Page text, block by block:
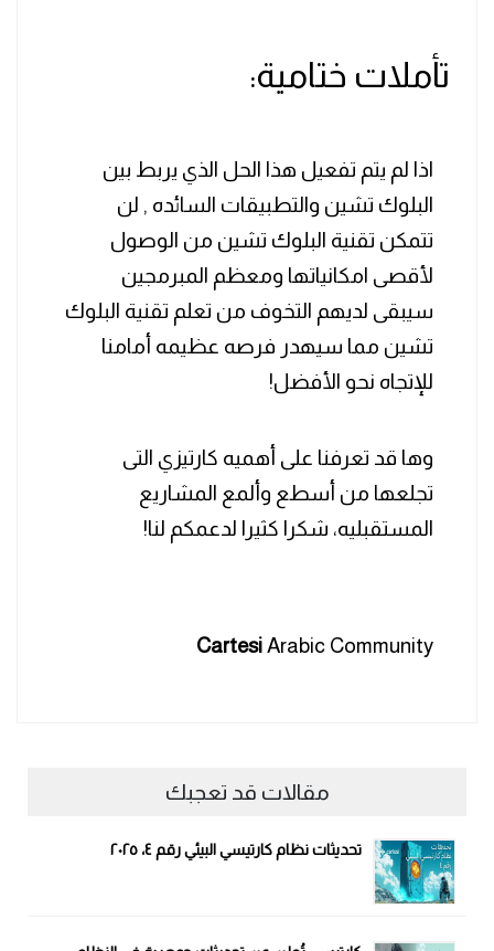
تأملات ختامية:
اذا لم يتم تفعيل هذا الحل الذي يربط بين
البلوك تشين والتطبيقات السائده , لن
تتمكن تقنية البلوك تشين من الوصول
لأقصى امكانياتها ومعظم المبرمجين
سيبقى لديهم التخوف من تعلم تقنية البلوك
تشين مما سيهدر فرصه عظيمه أمامنا
للإتجاه نحو الأفضل!
وها قد تعرفنا على أهميه كارتيزي التى
تجلعها من أسطع وألمع المشاريع
المستقبليه، شكرا كثيرا لدعمكم لنا!
CartesiArabic Community
مقالات قد تعجبك
تحديثات نظام كارتيسي البيئي رقم ٤، ٢٠٢٥